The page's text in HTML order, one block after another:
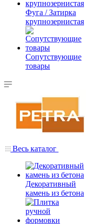
Фуга / Затирка
крупнозернистая
Сопутствующие
товары
Весь каталог
Декоративный
камень из бетона